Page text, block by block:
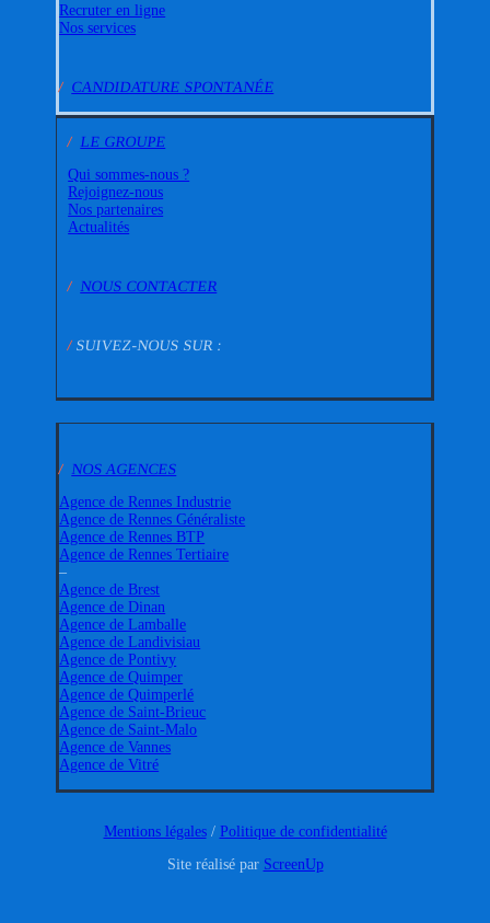
Recruter en ligne
Nos services
/ CANDIDATURE SPONTANÉE
/ LE GROUPE
Qui sommes-nous ?
Rejoignez-nous
Nos partenaires
Actualités
/NOUS CONTACTER
/SUIVEZ-NOUS SUR :
/ NOS AGENCES
Agence de Rennes Industrie
Agence de Rennes Généraliste
Agence de Rennes BTP
Agence de Rennes Tertiaire
–
Agence de Brest
Agence de Dinan
Agence de Lamballe
Agence de Landivisiau
Agence de Pontivy
Agence de Quimper
Agence de Quimperlé
Agence de Saint-Brieuc
Agence de Saint-Malo
Agence de Vannes
Agence de Vitré
Mentions légales/ Politique de confidentialité
Site réalisé par ScreenUp